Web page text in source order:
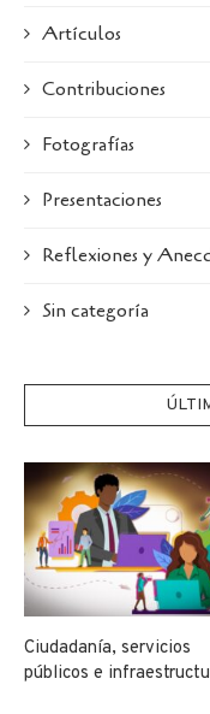
Artículos
Contribuciones
Fotografías
Presentaciones
Reflexiones y
Sin categoría
Ciudadanía, servicios
públicos e